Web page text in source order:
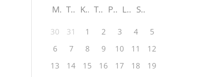
M T K T P L S
30 31 1 2 3 4
5
6
7 8 9 10 11
12
13
14 15 16 17 18
19